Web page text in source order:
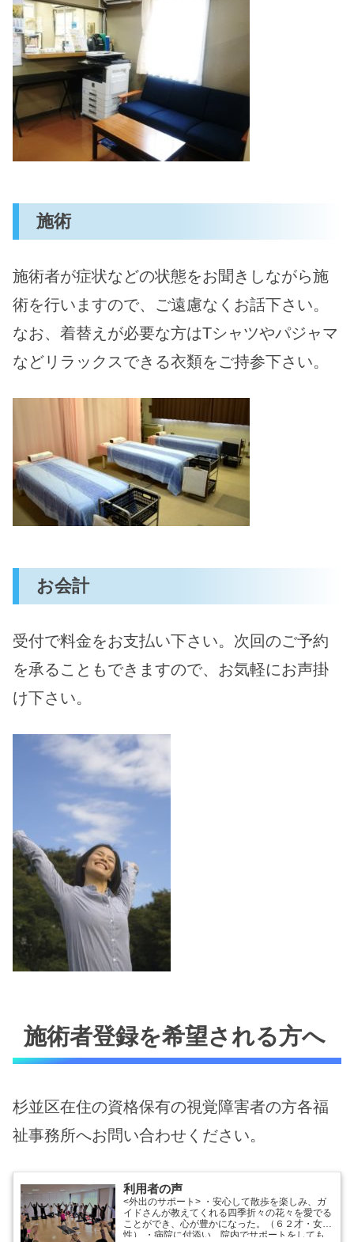
施術
施術者が症状などの状態をお聞きしながら施
術を行いますので、ご遠慮なくお話下さい。
なお、着替えが必要な方はTシャツやパジャマ
などリラックスできる衣類をご持参下さい。
お会計
受付で料金をお支払い下さい。次回のご予約
を承ることもできますので、お気軽にお声掛
け下さい。
施術者登録を希望される方へ
杉並区在住の資格保有の視覚障害者の方各福
祉事務所へお問い合わせください。
利用者の声
<外出のサポート> ・安心して散歩を楽しみ、ガ
イドさんが教えてくれる四季折々の花々を愛でる
ことができ、心が豊かになった。（６２才・女
性） ・病院に付添い、院内でサポートをしても